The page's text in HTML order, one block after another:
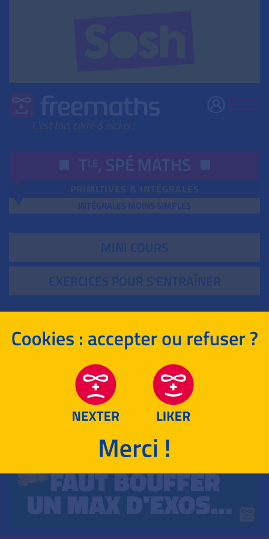
TLE, SPÉ MATHS
POUR T‘ENTRAÎNER !
ENSEIGNEMENT SCIENTIFIQUE
HISTOIRE-GÉOGRAPHIE
LANGUES EUROPÉENNES
LANGUES HORS EUROPE